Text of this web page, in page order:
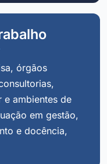
órgãos
ambientes de
em gestão,
e docência,